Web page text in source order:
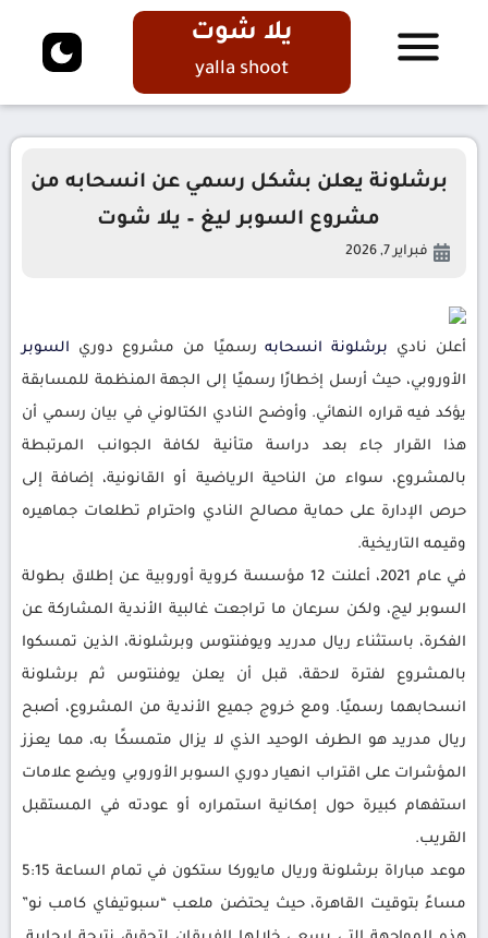
يلا شوت
yalla shoot
برشلونة يعلن بشكل رسمي عن انسحابه من
مشروع السوبر ليغ – يلا شوت
فبراير 7, 2026
أعلن نادي برشلونة انسحابهرسميًا من مشروع دوري السوبر
الأوروبي، حيث أرسل إخطارًا رسميًا إلى الجهة المنظمة للمسابقة
يؤكد فيه قراره النهائي. وأوضح النادي الكتالوني في بيان رسمي أن
هذا القرار جاء بعد دراسة متأنية لكافة الجوانب المرتبطة
بالمشروع، سواء من الناحية الرياضية أو القانونية، إضافة إلى
حرص الإدارة على حماية مصالح النادي واحترام تطلعات جماهيره
وقيمه التاريخية.
في عام 2021، أعلنت 12 مؤسسة كروية أوروبية عن إطلاق بطولة
السوبر ليج، ولكن سرعان ما تراجعت غالبية الأندية المشاركة عن
الفكرة، باستثناء ريال مدريد ويوفنتوس وبرشلونة، الذين تمسكوا
بالمشروع لفترة لاحقة، قبل أن يعلن يوفنتوس ثم برشلونة
انسحابهما رسميًا. ومع خروج جميع الأندية من المشروع، أصبح
ريال مدريد هو الطرف الوحيد الذي لا يزال متمسكًا به، مما يعزز
المؤشرات على اقتراب انهيار دوري السوبر الأوروبي ويضع علامات
استفهام كبيرة حول إمكانية استمراره أو عودته في المستقبل
القريب.
موعد مباراة برشلونة وريال مايوركا ستكون في تمام الساعة 5:15
مساءً بتوقيت القاهرة، حيث يحتضن ملعب “سبوتيفاي كامب نو”